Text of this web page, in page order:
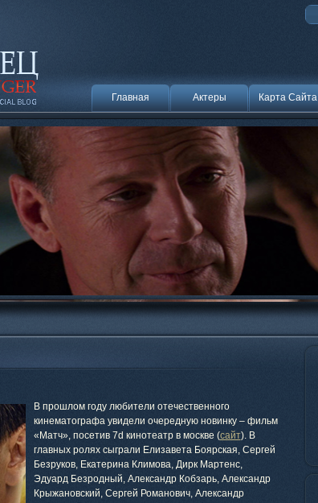
Главная Актеры Карта Сайта
В прошлом году любители отечественного
кинематографа увидели очередную новинку – фильм
«Матч», посетив 7d кинотеатр в москве (сайт). В
главных ролях сыграли Елизавета Боярская, Сергей
Безруков, Екатерина Климова, Дирк Мартенс,
Эдуард Безродный, Александр Кобзарь, Александр
Крыжановский, Сергей Романович, Александр